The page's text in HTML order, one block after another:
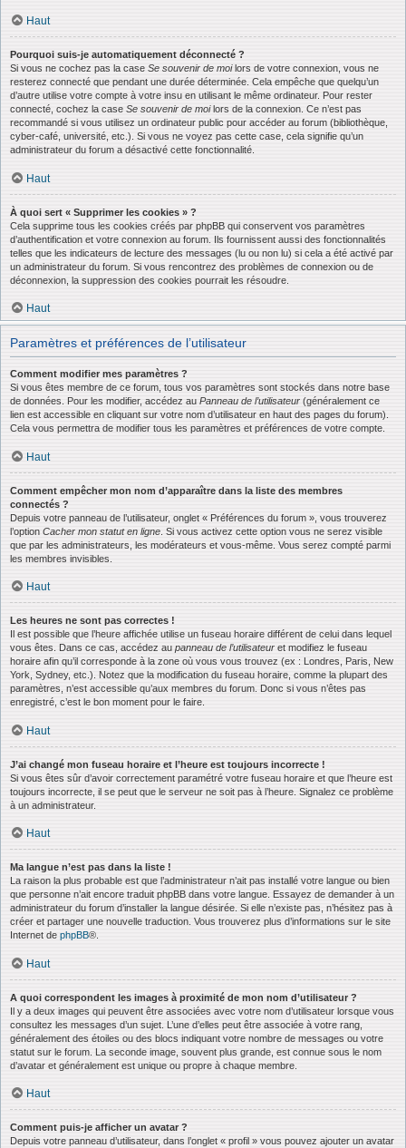
Haut
Pourquoi suis-je automatiquement déconnecté ?
Si vous ne cochez pas la case Se souvenir de moilors de votre connexion, vous ne
resterez connecté que pendant une durée déterminée. Cela empêche que quelqu’un
d’autre utilise votre compte à votre insu en utilisant le même ordinateur. Pour rester
connecté, cochez la case Se souvenir de moilors de la connexion. Ce n’est pas
recommandé si vous utilisez un ordinateur public pour accéder au forum (bibliothèque,
cyber-café, université, etc.). Si vous ne voyez pas cette case, cela signifie qu’un
administrateur du forum a désactivé cette fonctionnalité.
Haut
À quoi sert « Supprimer les cookies » ?
Cela supprime tous les cookies créés par phpBB qui conservent vos paramètres
d’authentification et votre connexion au forum. Ils fournissent aussi des fonctionnalités
telles que les indicateurs de lecture des messages (lu ou non lu) si cela a été activé par
un administrateur du forum. Si vous rencontrez des problèmes de connexion ou de
déconnexion, la suppression des cookies pourrait les résoudre.
Haut
Paramètres et préférences de l’utilisateur
Comment modifier mes paramètres ?
Si vous êtes membre de ce forum, tous vos paramètres sont stockés dans notre base
de données. Pour les modifier, accédez au Panneau de l’utilisateur (généralement ce
lien est accessible en cliquant sur votre nom d’utilisateur en haut des pages du forum).
Cela vous permettra de modifier tous les paramètres et préférences de votre compte.
Haut
Comment empêcher mon nom d’apparaître dans la liste des membres
connectés ?
Depuis votre panneau de l’utilisateur, onglet « Préférences du forum », vous trouverez
l’option Cacher mon statut en ligne . Si vous activez cette option vous ne serez visible
que par les administrateurs, les modérateurs et vous-même. Vous serez compté parmi
les membres invisibles.
Haut
Les heures ne sont pas correctes !
Il est possible que l’heure affichée utilise un fuseau horaire différent de celui dans lequel
vous êtes. Dans ce cas, accédez au panneau de l’utilisateur et modifiez le fuseau
horaire afin qu’il corresponde à la zone où vous vous trouvez (ex : Londres, Paris, New
York, Sydney, etc.). Notez que la modification du fuseau horaire, comme la plupart des
paramètres, n’est accessible qu’aux membres du forum. Donc si vous n’êtes pas
enregistré, c’est le bon moment pour le faire.
Haut
J’ai changé mon fuseau horaire et l’heure est toujours incorrecte !
Si vous êtes sûr d’avoir correctement paramétré votre fuseau horaire et que l’heure est
toujours incorrecte, il se peut que le serveur ne soit pas à l’heure. Signalez ce problème
à un administrateur.
Haut
Ma langue n’est pas dans la liste !
La raison la plus probable est que l’administrateur n’ait pas installé votre langue ou bien
que personne n’ait encore traduit phpBB dans votre langue. Essayez de demander à un
administrateur du forum d’installer la langue désirée. Si elle n’existe pas, n’hésitez pas à
créer et partager une nouvelle traduction. Vous trouverez plus d’informations sur le site
Internet de phpBB®.
Haut
A quoi correspondent les images à proximité de mon nom d’utilisateur ?
Il y a deux images qui peuvent être associées avec votre nom d’utilisateur lorsque vous
consultez les messages d’un sujet. L’une d’elles peut être associée à votre rang,
généralement des étoiles ou des blocs indiquant votre nombre de messages ou votre
statut sur le forum. La seconde image, souvent plus grande, est connue sous le nom
d’avatar et généralement est unique ou propre à chaque membre.
Haut
Comment puis-je afficher un avatar ?
Depuis votre panneau d’utilisateur, dans l’onglet « profil » vous pouvez ajouter un avatar